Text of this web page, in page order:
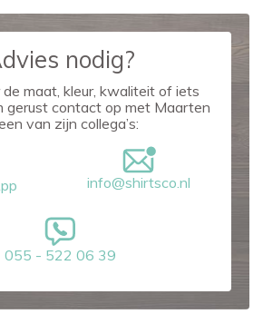
nodig?
maat, kleur, kwaliteit of iets
gerust contact op met Maarten
van zijn collega’s:
info@shirtsco.nl
055 - 522 06 39